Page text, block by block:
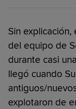
Sin
del equipo de
durante casi
llegó cuando
antiguos/
explotaron de